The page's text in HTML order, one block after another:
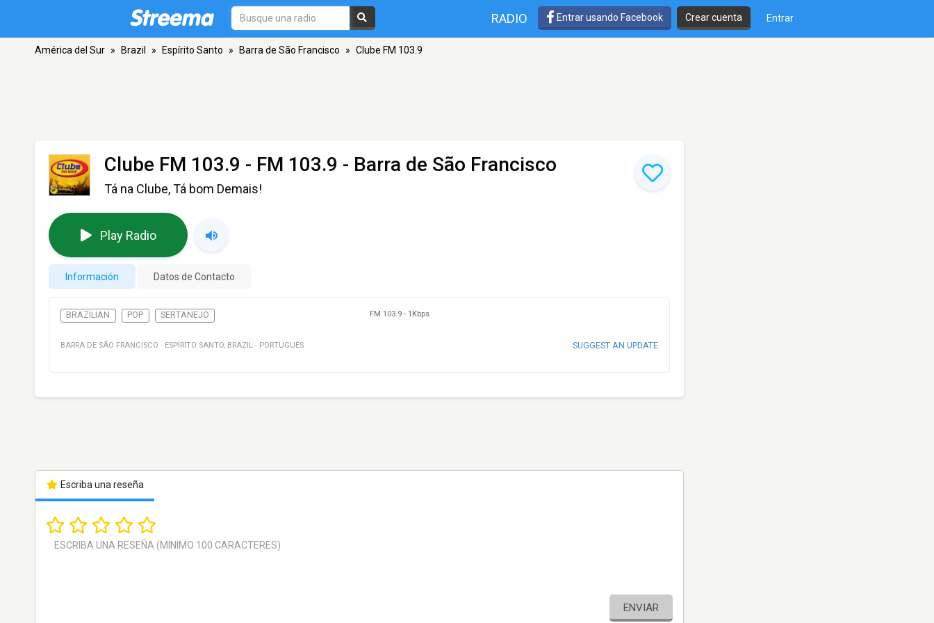
RADIO Entrar usando Facebook Crear cuenta Entrar
América del Sur » Brazil » Espírito Santo » Barra de São Francisco » Clube FM 103.9
Clube FM 103.9 - FM 103.9 - Barra de São Francisco
Tá na Clube, Tá bom Demais!
Play Radio
Información Datos de Contacto
BRAZILIAN POP SERTANEJO FM 103.9 - 1Kbps
BARRA DE SÃO FRANCISCO · ESPÍRITO SANTO, BRAZIL · PORTUGUÉS SUGGEST AN UPDATE
Escriba una reseña
ENVIAR